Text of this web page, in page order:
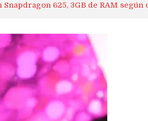
625, 3GB de RAM según